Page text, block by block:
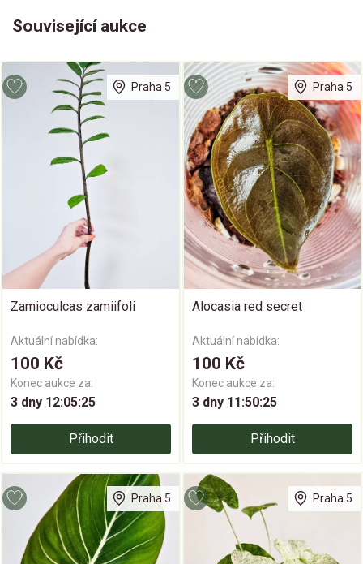
Související aukce
Praha 5
Zamioculcas zamiifoli
Aktuální nabídka:
100 Kč
Konec aukce za:
3 dny 12:05:24
Přihodit
Praha 5
Alocasia red secret
Aktuální nabídka:
100 Kč
Konec aukce za:
3 dny 11:50:24
Přihodit
Praha 5 Praha 5